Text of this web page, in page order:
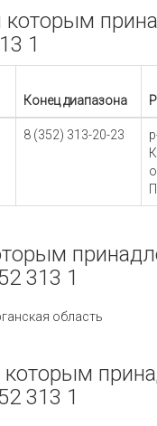
1
Конец диапазона
8 (352) 313-20-23
313 1
область
313 1